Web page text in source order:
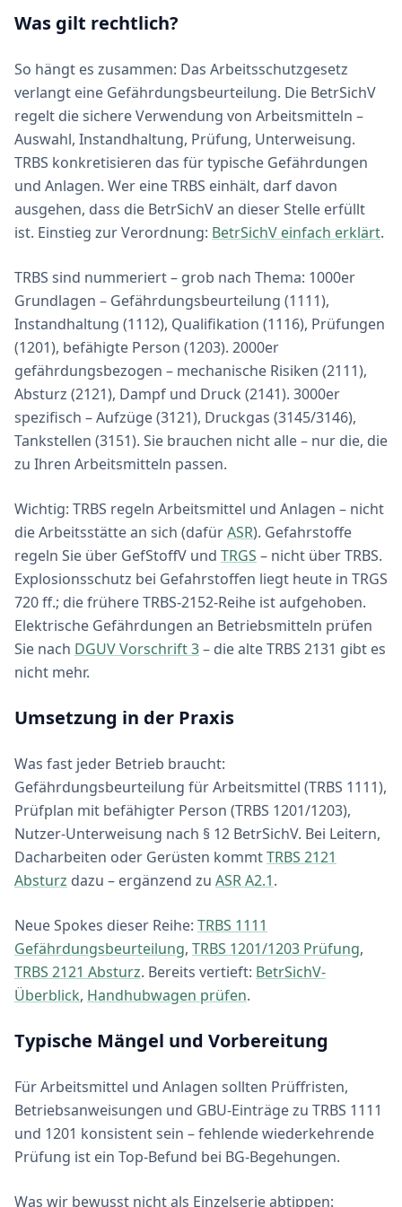
Was gilt rechtlich?
So hängt es zusammen: Das Arbeitsschutzgesetz
verlangt eine Gefährdungsbeurteilung. Die BetrSichV
regelt die sichere Verwendung von Arbeitsmitteln –
Auswahl, Instandhaltung, Prüfung, Unterweisung.
TRBS konkretisieren das für typische Gefährdungen
und Anlagen. Wer eine TRBS einhält, darf davon
ausgehen, dass die BetrSichV an dieser Stelle erfüllt
ist. Einstieg zur Verordnung: BetrSichV einfach erklärt.
TRBS sind nummeriert – grob nach Thema: 1000er
Grundlagen – Gefährdungsbeurteilung (1111),
Instandhaltung (1112), Qualifikation (1116), Prüfungen
(1201), befähigte Person (1203). 2000er
gefährdungsbezogen – mechanische Risiken (2111),
Absturz (2121), Dampf und Druck (2141). 3000er
spezifisch – Aufzüge (3121), Druckgas (3145/3146),
Tankstellen (3151). Sie brauchen nicht alle – nur die, die
zu Ihren Arbeitsmitteln passen.
Wichtig: TRBS regeln Arbeitsmittel und Anlagen – nicht
die Arbeitsstätte an sich (dafürASR). Gefahrstoffe
regeln Sie über GefStoffV und TRGS – nicht über TRBS.
Explosionsschutz bei Gefahrstoffen liegt heute in TRGS
720 ff.; die frühere TRBS-2152-Reihe ist aufgehoben.
Elektrische Gefährdungen an Betriebsmitteln prüfen
Sie nach DGUV Vorschrift 3– die alte TRBS 2131 gibt es
nicht mehr.
Umsetzung in der Praxis
Was fast jeder Betrieb braucht:
Gefährdungsbeurteilung für Arbeitsmittel (TRBS 1111),
Prüfplan mit befähigter Person (TRBS 1201/1203),
Nutzer-Unterweisung nach § 12 BetrSichV. Bei Leitern,
Dacharbeiten oder Gerüsten kommtTRBS 2121
Absturz dazu – ergänzend zu ASR A2.1.
Neue Spokes dieser Reihe: TRBS 1111
Gefährdungsbeurteilung, TRBS 1201/1203 Prüfung,
TRBS 2121 Absturz. Bereits vertieft: BetrSichV-
Überblick, Handhubwagen prüfen.
Typische Mängel und Vorbereitung
Für Arbeitsmittel und Anlagen sollten Prüffristen,
Betriebsanweisungen und GBU-Einträge zu TRBS 1111
und 1201 konsistent sein – fehlende wiederkehrende
Prüfung ist ein Top-Befund bei BG-Begehungen.
Was wir bewusst nicht als Einzelserie abtippen: